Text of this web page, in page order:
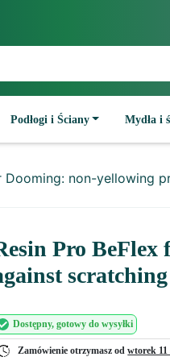
Podłogi i Ściany Mydła i
Dooming: non-yellowing
Pro
Dostępny, gotowy do wysyłki
Zamówienie otrzymasz odwtorek